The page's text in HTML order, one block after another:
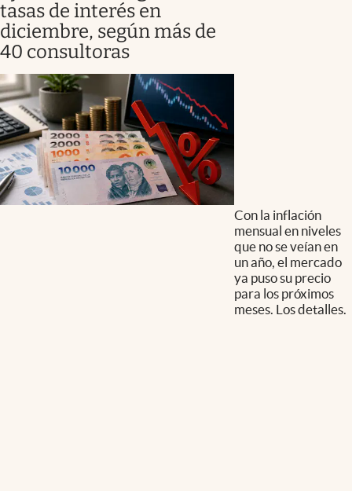
tasas de interés en
diciembre, según más de
40 consultoras
Con la inflación
mensual en niveles
que no se veían en
un año, el mercado
ya puso su precio
para los próximos
meses. Los detalles.